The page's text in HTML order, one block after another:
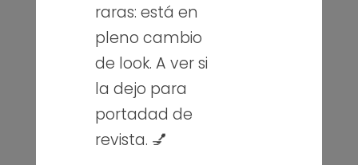
raras: está en
pleno cambio
de look. A ver si
la dejo para
portadad de
revista. 💅